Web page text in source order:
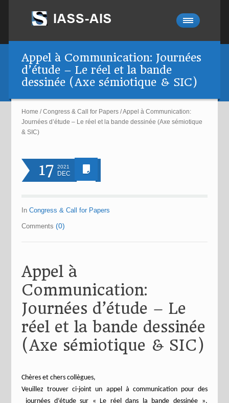
Appel à Communication: Journées
d’étude – Le réel et la bande
dessinée (Axe sémiotique & SIC)
Home /Congress & Call for Papers /Appel à Communication:
Journées d’étude – Le réel et la bande dessinée (Axe sémiotique
& SIC)
17 2021
DEC
InCongress & Call for Papers
Comments(0)
Appel à
Communication:
Journées d’étude – Le
réel et la bande dessinée
(Axe sémiotique & SIC)
Chères et chers collègues,
Veuillez trouver ci-joint un appel à communication pour des
journées d’étude sur « Le réel dans la bande dessinée »,